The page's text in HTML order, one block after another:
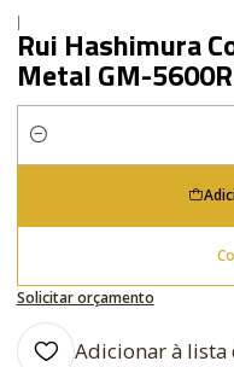
|
Rui Hashimura
Metal GM-
Quantidade
Solicitar orçamento
Adicionar à lista